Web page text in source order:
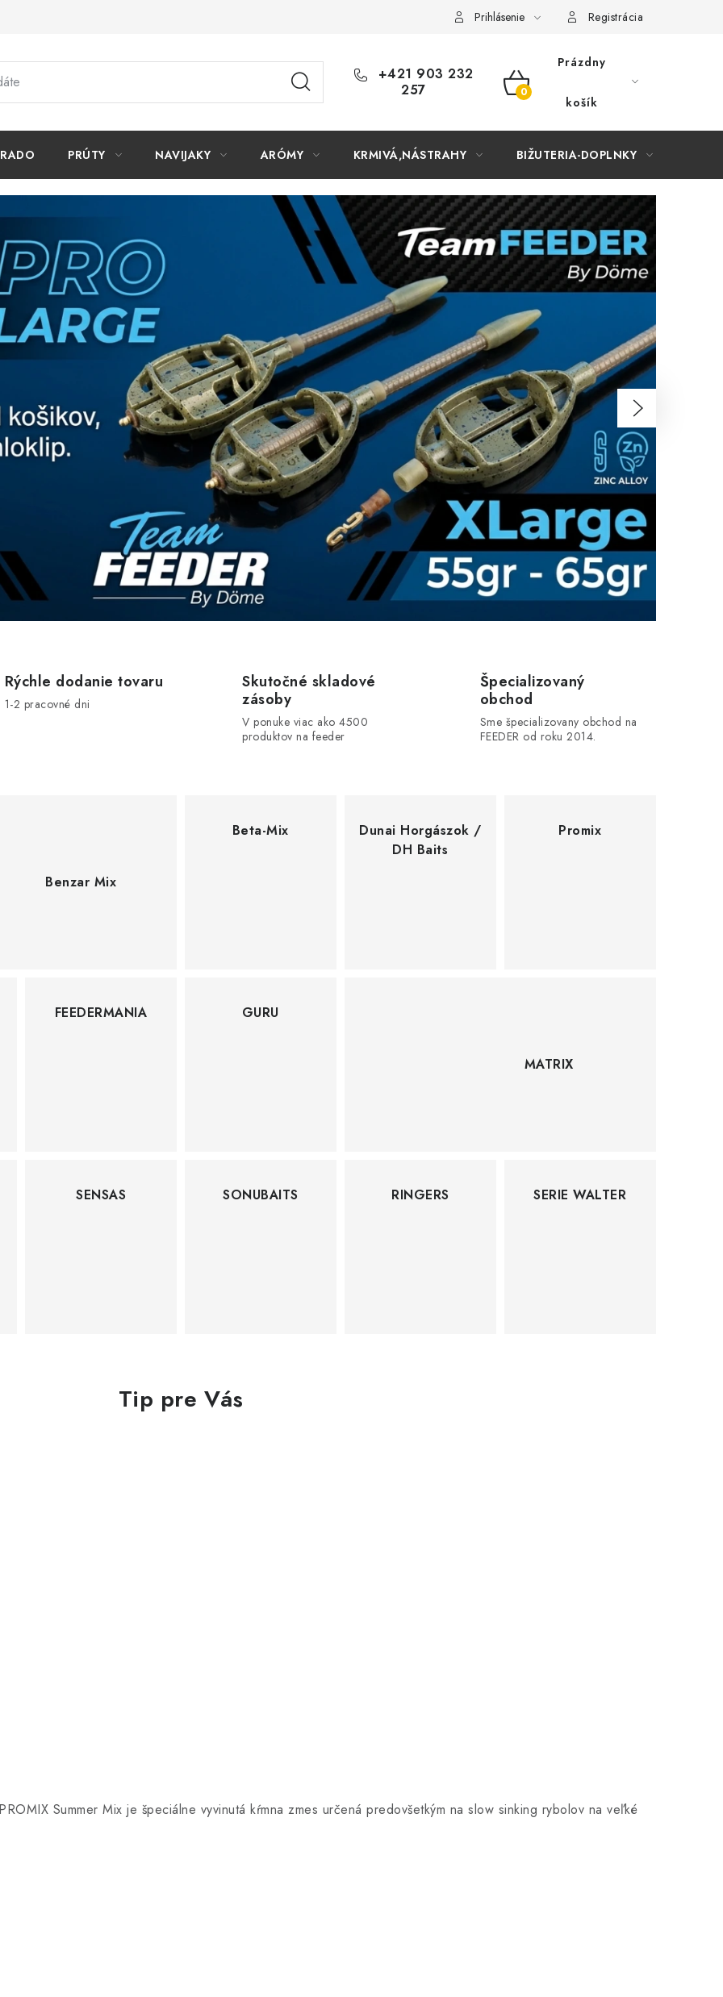
Prihlásenie Registrácia
+421 903 232
257
NÁKUPNÝ
Prázdny
košík
PRÚTY NAVIJAKY ARÓMY KRMIVÁ,NÁSTRAHY BIŽUTERIA-DOPLNKY
Nasledujúce
Rýchle dodanie tovaru
1-2 pracovné dni
Skutočné skladové
zásoby
V ponuke viac ako 4500
produktov na feeder
Špecializovaný
obchod
Sme špecializovany obchod na
FEEDER od roku 2014.
Benzar Mix
Beta-Mix
Dunai Horgászok /
DH Baits
Promix
FEEDERMANIA GURU
MATRIX
SENSAS SONUBAITS RINGERS SERIE WALTER
Tip pre Vás
Summer Mix je špeciálne vyvinutá kŕmna zmes určená predovšetkým na slow sinking rybolov na veľké